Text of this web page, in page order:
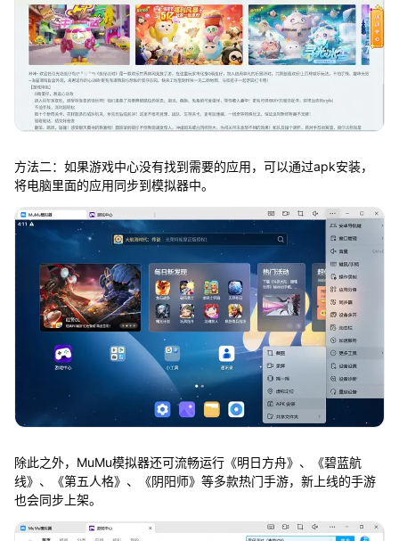
方法二：如果游戏中心没有找到需要的应用，可以通过apk安装，
将电脑里面的应用同步到模拟器中。
除此之外，MuMu模拟器还可流畅运行《明日方舟》、《碧蓝航
线》、《第五人格》、《阴阳师》等多款热门手游，新上线的手游
也会同步上架。